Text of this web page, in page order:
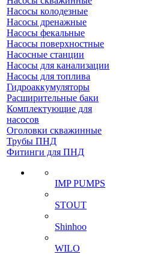
Насосы колодезные
Насосы дренажные
Насосы фекальные
Насосы поверхностные
Насосные станции
Насосы для канализации
Насосы для топлива
Гидроаккумуляторы
Расширительные баки
Комплектующие для
насосов
Оголовки скважинные
Трубы ПНД
Фитинги для ПНД
IMP PUMPS
STOUT
Shinhoo
WILO